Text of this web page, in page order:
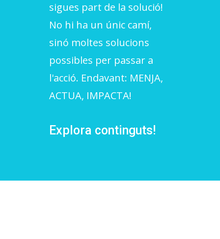
sigues part de la solució!
No hi ha un únic camí,
sinó moltes solucions
possibles per passar a
l'acció. Endavant: MENJA,
ACTUA, IMPACTA!
Explora continguts!
Missió i valors
Els comptes clars
Proposta educativa
ACTUALITAT